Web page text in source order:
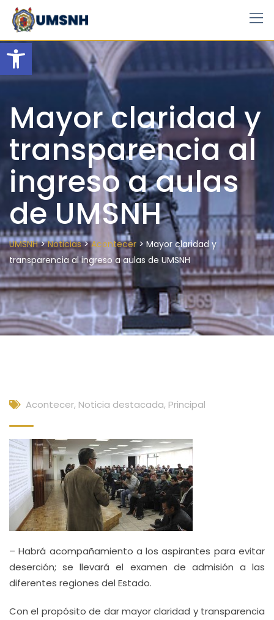
Open toolbar
Skip
content
Mayor claridad y
transparencia al
ingreso a aulas
de UMSNH
UMSNH>Noticias>Acontecer > Mayor claridad y
transparencia al ingreso a aulas de UMSNH
Acontecer, Noticia destacada, Principal
– Habrá acompañamiento a los aspirantes para evitar
deserción; se llevará el examen de admisión a las
diferentes regiones del Estado.
Con el propósito de dar mayor claridad y transparencia